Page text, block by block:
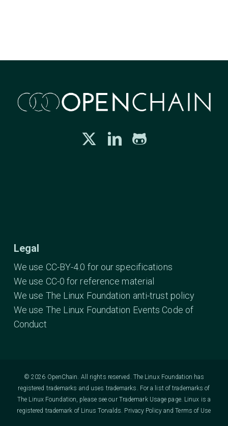
Legal
We use CC-BY-4.0 for our specifications
We use CC-0 for reference material
We use The Linux Foundation anti-trust policy
We use The Linux Foundation Events Code of
Conduct
© 2026 OpenChain. All rights reserved. The Linux Foundation has
registered trademarks and uses trademarks. For a list of trademarks of
The Linux Foundation, please see our Trademark Usage page. Linux is a
registered trademark of Linus Torvalds. Privacy PolicyandTerms of Use